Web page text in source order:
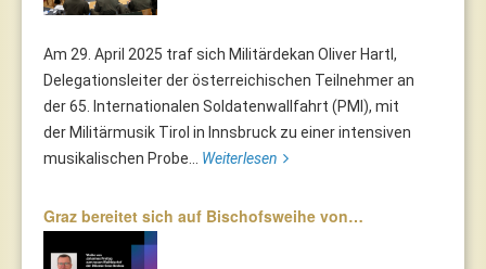
Am 29. April 2025 traf sich Militärdekan Oliver Hartl,
Delegationsleiter der österreichischen Teilnehmer an
der 65. Internationalen Soldatenwallfahrt (PMI), mit
der Militärmusik Tirol in Innsbruck zu einer intensiven
musikalischen Probe... Weiterlesen
Graz bereitet sich auf Bischofsweihe von…